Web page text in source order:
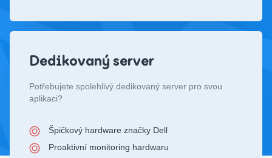
Dedikovaný server
Potřebujete spolehlivý dedikovaný server pro svou
aplikaci?
Špičkový hardware značky Dell
Proaktivní monitoring hardwaru